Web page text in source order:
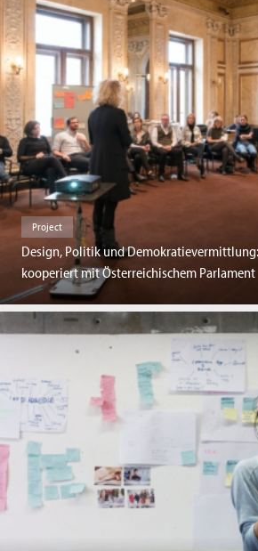
Project
Design, Politik und Demokratievermittlung:
kooperiert mit Österreichischem Parlament